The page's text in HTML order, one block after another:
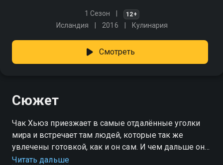
1 Сезон 12+
Исландия 2016 Кулинария
Смотреть
Сюжет
Чак Хьюз приезжает в самые отдалённые уголки
мира и встречает там людей, которые так же
увлечены готовкой, как и он сам. И чем дальше он
погружается в поиски новых и экзотических блюд,
Читать дальше